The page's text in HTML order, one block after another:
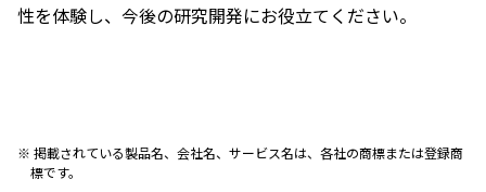
性を体験し、今後の研究開発にお役立てください。
掲載されている製品名、会社名、サービス名は、各社の商標または登録商
標です。